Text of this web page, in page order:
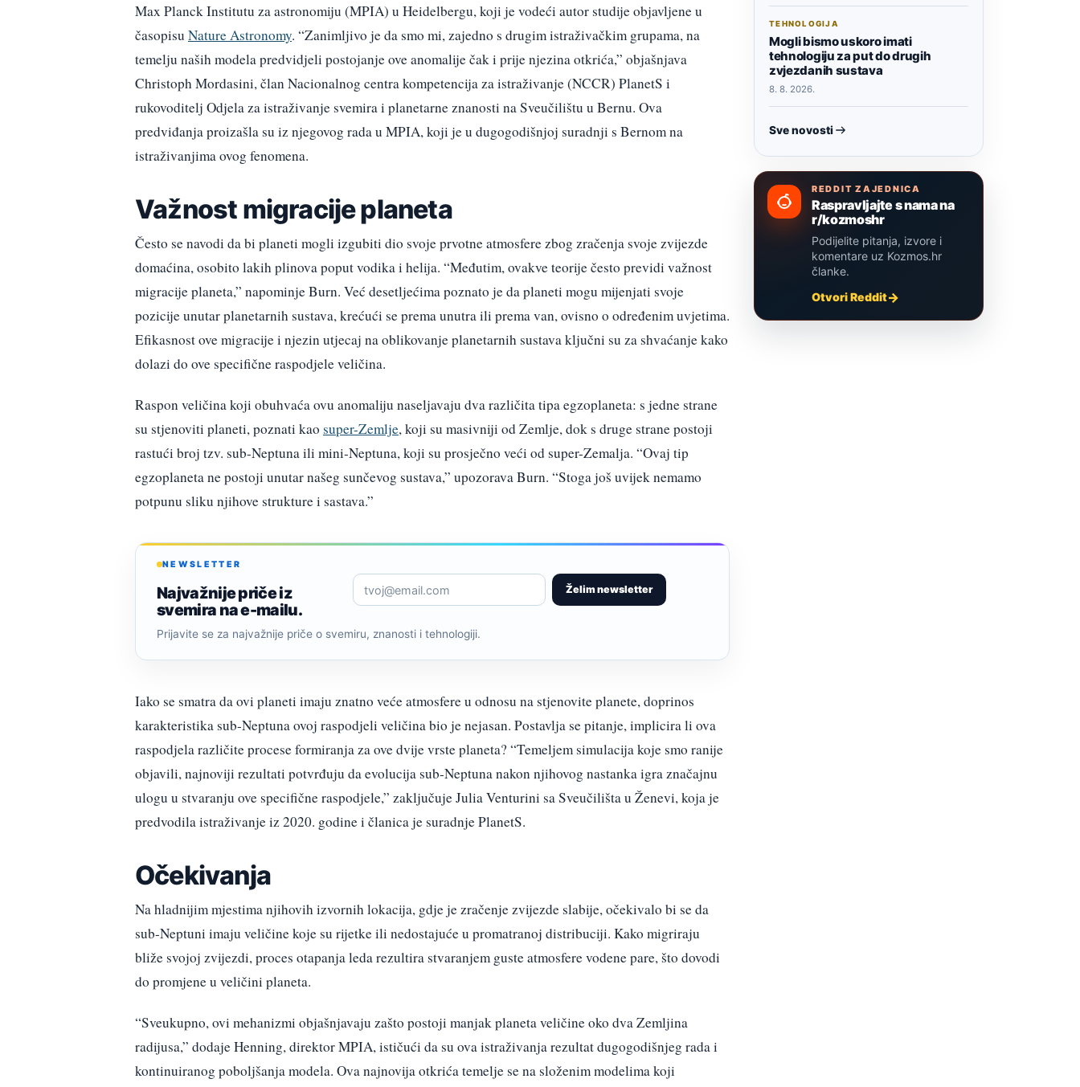
Max Planck Institutu za astronomiju (MPIA) u Heidelbergu, koji je vodeći autor studije objavljene u
časopisu Nature Astronomy. “Zanimljivo je da smo mi, zajedno s drugim istraživačkim grupama, na
temelju naših modela predvidjeli postojanje ove anomalije čak i prije njezina otkrića,” objašnjava
Christoph Mordasini, član Nacionalnog centra kompetencija za istraživanje (NCCR) PlanetS i
rukovoditelj Odjela za istraživanje svemira i planetarne znanosti na Sveučilištu u Bernu. Ova
predviđanja proizašla su iz njegovog rada u MPIA, koji je u dugogodišnjoj suradnji s Bernom na
istraživanjima ovog fenomena.
Važnost migracije planeta
Često se navodi da bi planeti mogli izgubiti dio svoje prvotne atmosfere zbog zračenja svoje zvijezde
domaćina, osobito lakih plinova poput vodika i helija. “Međutim, ovakve teorije često previdi važnost
migracije planeta,” napominje Burn. Već desetljećima poznato je da planeti mogu mijenjati svoje
pozicije unutar planetarnih sustava, krećući se prema unutra ili prema van, ovisno o određenim uvjetima.
Efikasnost ove migracije i njezin utjecaj na oblikovanje planetarnih sustava ključni su za shvaćanje kako
dolazi do ove specifične raspodjele veličina.
Raspon veličina koji obuhvaća ovu anomaliju naseljavaju dva različita tipa egzoplaneta: s jedne strane
su stjenoviti planeti, poznati kao super-Zemlje, koji su masivniji od Zemlje, dok s druge strane postoji
rastući broj tzv. sub-Neptuna ili mini-Neptuna, koji su prosječno veći od super-Zemalja. “Ovaj tip
egzoplaneta ne postoji unutar našeg sunčevog sustava,” upozorava Burn. “Stoga još uvijek nemamo
potpunu sliku njihove strukture i sastava.”
NEWSLETTER
Najvažnije priče iz
svemira na e-mailu.
Želim newsletter
Prijavite se za najvažnije priče o svemiru, znanosti i tehnologiji.
Iako se smatra da ovi planeti imaju znatno veće atmosfere u odnosu na stjenovite planete, doprinos
karakteristika sub-Neptuna ovoj raspodjeli veličina bio je nejasan. Postavlja se pitanje, implicira li ova
raspodjela različite procese formiranja za ove dvije vrste planeta? “Temeljem simulacija koje smo ranije
objavili, najnoviji rezultati potvrđuju da evolucija sub-Neptuna nakon njihovog nastanka igra značajnu
ulogu u stvaranju ove specifične raspodjele,” zaključuje Julia Venturini sa Sveučilišta u Ženevi, koja je
predvodila istraživanje iz 2020. godine i članica je suradnje PlanetS.
Očekivanja
Na hladnijim mjestima njihovih izvornih lokacija, gdje je zračenje zvijezde slabije, očekivalo bi se da
sub-Neptuni imaju veličine koje su rijetke ili nedostajuće u promatranoj distribuciji. Kako migriraju
bliže svojoj zvijezdi, proces otapanja leda rezultira stvaranjem guste atmosfere vodene pare, što dovodi
do promjene u veličini planeta.
“Sveukupno, ovi mehanizmi objašnjavaju zašto postoji manjak planeta veličine oko dva Zemljina
radijusa,” dodaje Henning, direktor MPIA, ističući da su ova istraživanja rezultat dugogodišnjeg rada i
kontinuiranog poboljšanja modela. Ova najnovija otkrića temelje se na složenim modelima koji
TEHNOLOGIJA
Mogli bismo uskoro imati
tehnologiju za put do drugih
zvjezdanih sustava
8. 8. 2026.
Sve novosti
REDDIT ZAJEDNICA
Raspravljajte s nama na
r/kozmoshr
Podijelite pitanja, izvore i
komentare uz Kozmos.hr
članke.
Otvori Reddit